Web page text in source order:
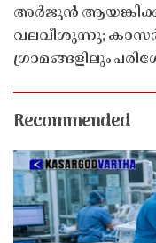
അർജുൻ
വലവീശുന്നു;
ഗ്രാമങ്ങളിലും
Recommended